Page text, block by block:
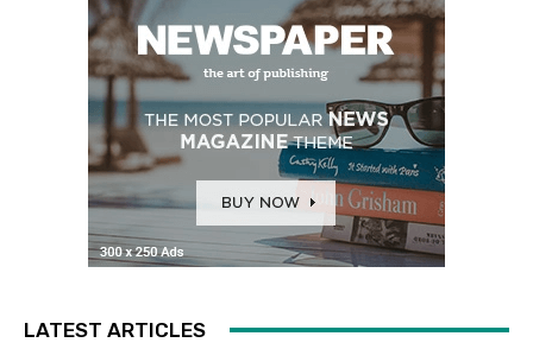
LATEST ARTICLES